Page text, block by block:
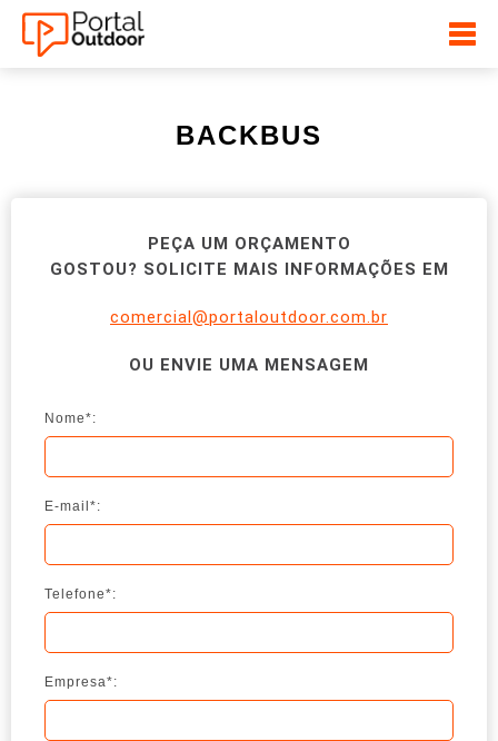
BACKBUS
PEÇA UM ORÇAMENTO
GOSTOU? SOLICITE MAIS INFORMAÇÕES EM
comercial@portaloutdoor.com.br
OU ENVIE UMA MENSAGEM
Nome*:
E-mail*:
Telefone*:
Empresa*: